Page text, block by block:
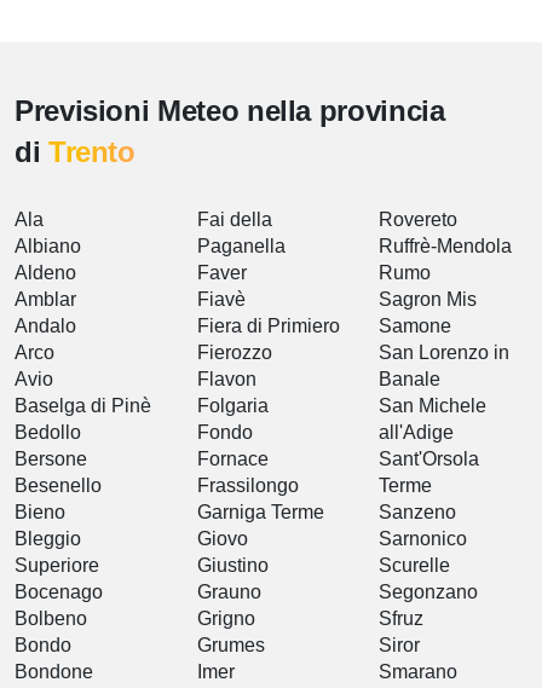
Previsioni Meteo nella provincia
di Trento
Ala
Albiano
Aldeno
Amblar
Andalo
Arco
Avio
Baselga di Pinè
Bedollo
Bersone
Besenello
Bieno
Bleggio
Superiore
Bocenago
Bolbeno
Bondo
Bondone
Fai della
Paganella
Faver
Fiavè
Fiera di Primiero
Fierozzo
Flavon
Folgaria
Fondo
Fornace
Frassilongo
Garniga Terme
Giovo
Giustino
Grauno
Grigno
Grumes
Imer
Rovereto
Ruffrè-Mendola
Rumo
Sagron Mis
Samone
San Lorenzo in
Banale
San Michele
all'Adige
Sant'Orsola
Terme
Sanzeno
Sarnonico
Scurelle
Segonzano
Sfruz
Siror
Smarano